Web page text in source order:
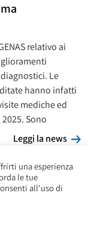
relativo ai
Le
hanno infatti
mediche ed
Sono
Leggi la news
una esperienza
le tue
all'uso di